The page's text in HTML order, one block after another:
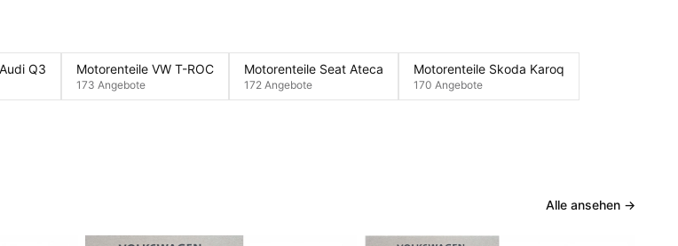
Q3 Motorenteile VW T-ROC
173 Angebote
Motorenteile Seat Ateca
172 Angebote
Motorenteile Skoda Karoq
170 Angebote
Alle ansehen →